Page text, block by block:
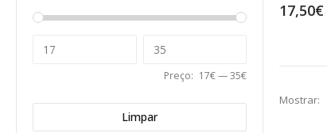
17,50€
Mostrar:
Preço: 17€—35€
Limpar